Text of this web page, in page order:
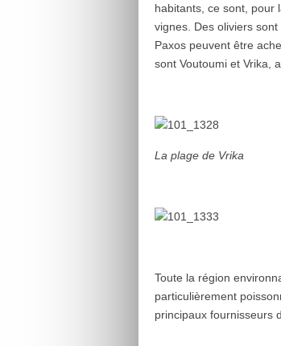
habitants, ce sont, pour
vignes. Des oliviers
Paxos peuvent être
sont Voutoumi et Vrika,
La plage de Vrika
Toute la région
particulièrement
principaux fournisseurs